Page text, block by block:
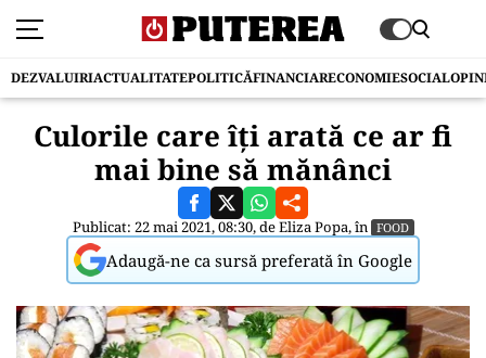
DEZVALUIRIACTUALITATEPOLITICĂFINANCIARECONOMIESOCIAL
Culorile care îți arată ce ar fi
mai bine să mănânci
Publicat: 22 mai 2021, 08:30, deEliza Popa, în FOOD
Adaugă-ne ca sursă preferată în Google